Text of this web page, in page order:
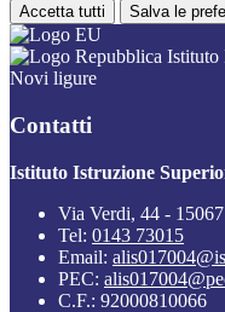
Accetta tutti Salva le
Istituto
Novi ligure
Contatti
Istituto Istruzione
Via Verdi, 44 -
Tel: 0143 73015
Email:
PEC:
C.F.: 92000810066